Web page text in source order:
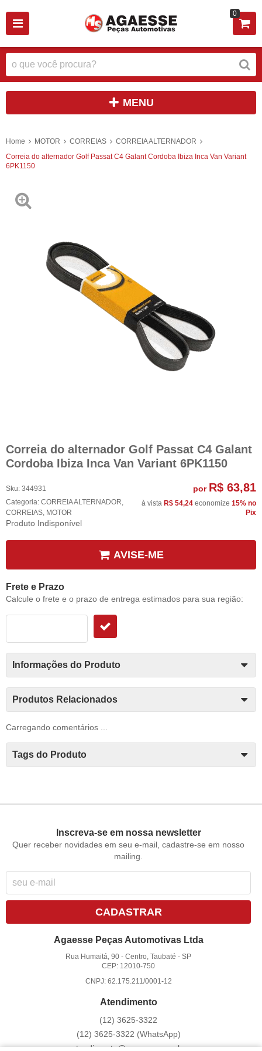
0
MENU
Home MOTOR CORREIAS
CORREIA ALTERNADOR
Correia do alternador Golf Passat C4 Galant Cordoba Ibiza Inca Van Variant
6PK1150
Correia do alternador Golf Passat C4 Galant
Cordoba Ibiza Inca Van Variant 6PK1150
Sku: 344931
Categoria: CORREIA ALTERNADOR,
CORREIAS, MOTOR
Produto Indisponível
por R$ 63,81
à vista R$ 54,24 economize 15% no
Pix
AVISE-ME
Frete e Prazo
Calcule o frete e o prazo de entrega estimados para sua região:
Informações do Produto
Produtos Relacionados
Carregando comentários ...
Tags do Produto
Inscreva-se em nossa newsletter
Quer receber novidades em seu e-mail, cadastre-se em nosso
mailing.
CADASTRAR
Agaesse Peças Automotivas Ltda
Rua Humaitá, 90 -Centro, Taubaté -SP
CEP: 12010-750
CNPJ: 62.175.211/0001-12
Atendimento
(12) 3625-3322
(12) 3625-3322 (WhatsApp)
atendimento@agaesse.com.br